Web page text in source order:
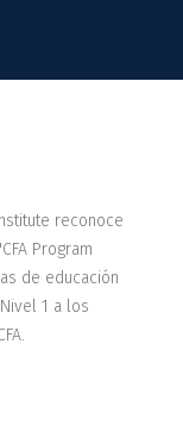
reconoce
Program
de educación
1 a los